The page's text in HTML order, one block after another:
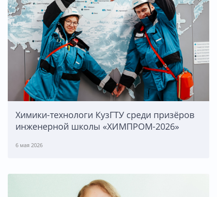
Химики-технологи КузГТУ среди призёров
инженерной школы «ХИМПРОМ-2026»
6 мая 2026